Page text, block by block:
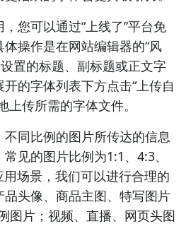
您可以通过“上线了”平台免
操作是在网站编辑器的“风
置的标题、副标题或正文字
的字体列表下方点击“上传自
上传所需的字体文件。
同比例的图片所传达的信息
见的图片比例为1:1、4:3、
场景，我们可以进行合理的
头像、商品主图、特写图片
图片；视频、直播、网页头图